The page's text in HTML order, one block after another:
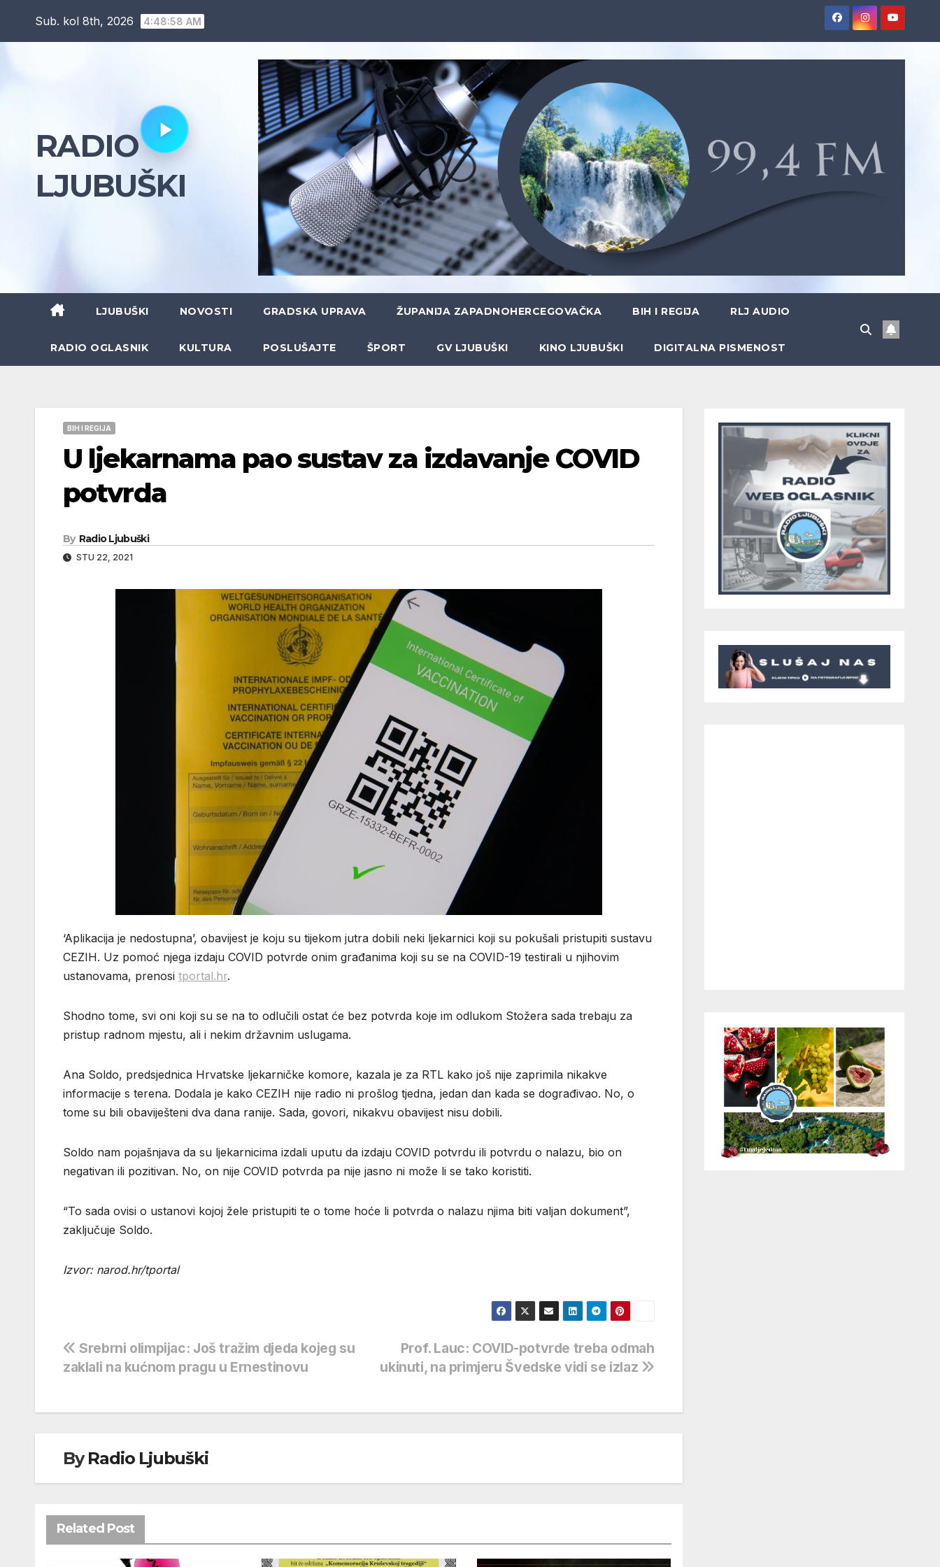
Sub. kol 8th, 2026 4:48:59 AM
RADIO
LJUBUŠKI
LJUBUŠKI NOVOSTI GRADSKA UPRAVA ŽUPANIJA ZAPADNOHERCEGOVAČKA BIH I REGIJA RLJ AUDIO
RADIO OGLASNIK KULTURA POSLUŠAJTE ŠPORT GV LJUBUŠKI KINO LJUBUŠKI DIGITALNA PISMENOST
BIH I REGIJA
U ljekarnama pao sustav za izdavanje COVID
potvrda
By Radio Ljubuški
STU 22, 2021
‘Aplikacija je nedostupna’, obavijest je koju su tijekom jutra dobili neki ljekarnici koji su pokušali pristupiti sustavu
CEZIH. Uz pomoć njega izdaju COVID potvrde onim građanima koji su se na COVID-19 testirali u njihovim
ustanovama, prenosi tportal.hr.
Shodno tome, svi oni koji su se na to odlučili ostat će bez potvrda koje im odlukom Stožera sada trebaju za
pristup radnom mjestu, ali i nekim državnim uslugama.
Ana Soldo, predsjednica Hrvatske ljekarničke komore, kazala je za RTL kako još nije zaprimila nikakve
informacije s terena. Dodala je kako CEZIH nije radio ni prošlog tjedna, jedan dan kada se dograđivao. No, o
tome su bili obaviješteni dva dana ranije. Sada, govori, nikakvu obavijest nisu dobili.
Soldo nam pojašnjava da su ljekarnicima izdali uputu da izdaju COVID potvrdu ili potvrdu o nalazu, bio on
negativan ili pozitivan. No, on nije COVID potvrda pa nije jasno ni može li se tako koristiti.
“To sada ovisi o ustanovi kojoj žele pristupiti te o tome hoće li potvrda o nalazu njima biti valjan dokument”,
zaključuje Soldo.
Izvor: narod.hr/tportal
Navigacija
Prof. Lauc: COVID-potvrde treba odmah
ukinuti, na primjeru Švedske vidi se izlaz
Srebrni olimpijac: Još tražim djeda kojeg su
zaklali na kućnom pragu u Ernestinovu
ByRadio Ljubuški
Related Post